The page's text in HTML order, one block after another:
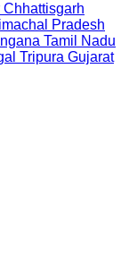
Chhattisgarh
Pradesh
Tamil Nadu
Tripura Gujarat